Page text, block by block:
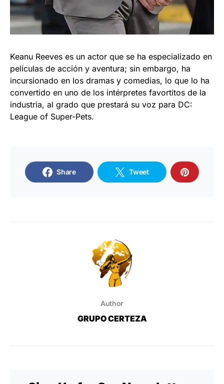
Keanu Reeves es un actor que se ha especializado en
películas de acción y aventura; sin embargo, ha
incursionado en los dramas y comedias, lo que lo ha
convertido en uno de los intérpretes favortitos de la
industria, al grado que prestará su voz para DC:
League of Super-Pets.
Share Tweet
Author
GRUPO CERTEZA